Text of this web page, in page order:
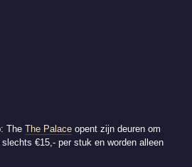
TheThe Palace opent zijn deuren om
€15,- per stuk en worden alleen